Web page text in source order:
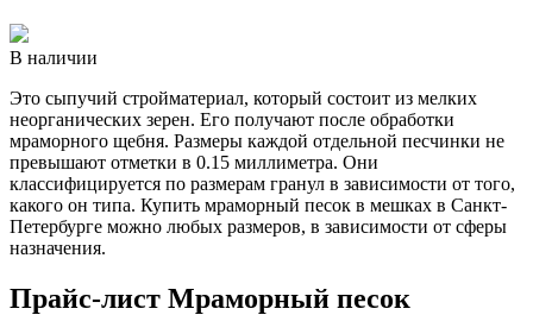
В наличии
Это сыпучий стройматериал, который состоит из мелких
неорганических зерен. Его получают после обработки
мраморного щебня. Размеры каждой отдельной песчинки не
превышают отметки в 0.15 миллиметра. Они
классифицируется по размерам гранул в зависимости от того,
какого он типа. Купить мраморный песок в мешках в Санкт-
Петербурге можно любых размеров, в зависимости от сферы
назначения.
Прайс-лист Мраморный песок